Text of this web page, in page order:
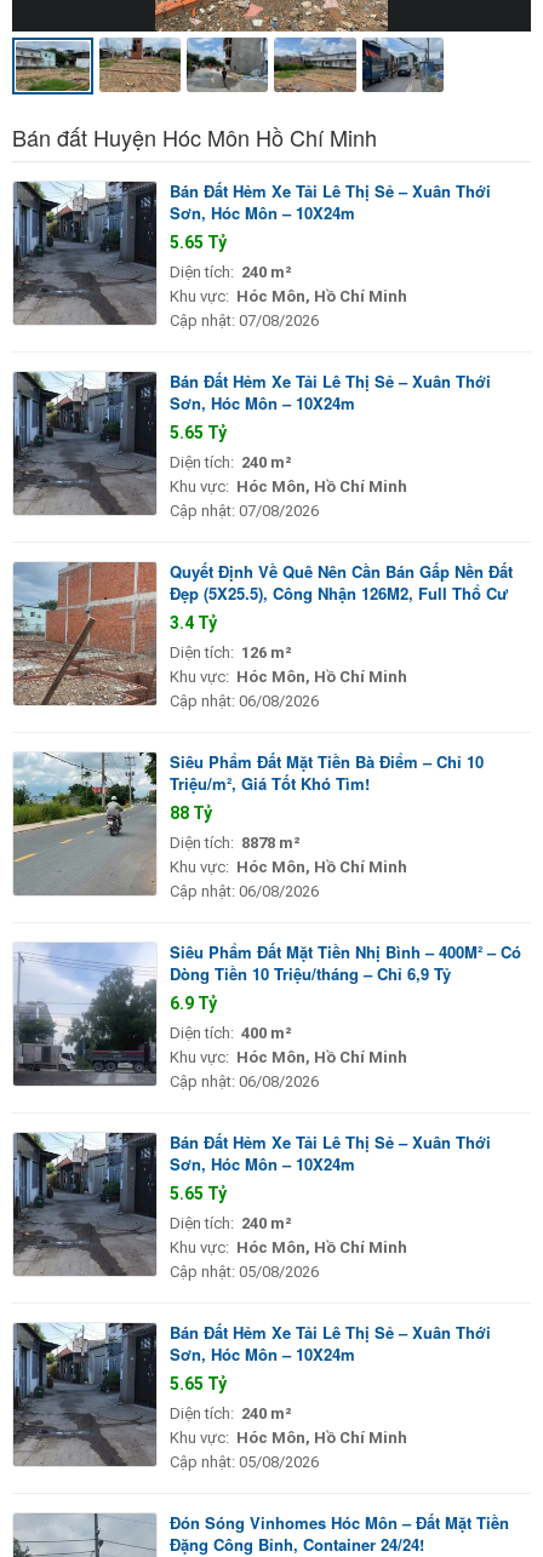
Bán đất Huyện Hóc Môn Hồ Chí Minh
Bán Đất Hẻm Xe Tải Lê Thị Sẻ – Xuân Thới
Sơn, Hóc Môn – 10X24m
5.65 Tỷ
Diện tích: 240 m²
Khu vực: Hóc Môn, Hồ Chí Minh
Cập nhật: 07/08/2026
Bán Đất Hẻm Xe Tải Lê Thị Sẻ – Xuân Thới
Sơn, Hóc Môn – 10X24m
5.65 Tỷ
Diện tích: 240 m²
Khu vực: Hóc Môn, Hồ Chí Minh
Cập nhật: 07/08/2026
Quyết Định Về Quê Nên Cần Bán Gấp Nền Đất
Đẹp (5X25.5), Công Nhận 126M2, Full Thổ Cư
3.4 Tỷ
Diện tích: 126 m²
Khu vực: Hóc Môn, Hồ Chí Minh
Cập nhật: 06/08/2026
Siêu Phẩm Đất Mặt Tiền Bà Điểm – Chỉ 10
Triệu/m², Giá Tốt Khó Tìm!
88 Tỷ
Diện tích: 8878 m²
Khu vực: Hóc Môn, Hồ Chí Minh
Cập nhật: 06/08/2026
Siêu Phẩm Đất Mặt Tiền Nhị Bình – 400M² – Có
Dòng Tiền 10 Triệu/tháng – Chỉ 6,9 Tỷ
6.9 Tỷ
Diện tích: 400 m²
Khu vực: Hóc Môn, Hồ Chí Minh
Cập nhật: 06/08/2026
Bán Đất Hẻm Xe Tải Lê Thị Sẻ – Xuân Thới
Sơn, Hóc Môn – 10X24m
5.65 Tỷ
Diện tích: 240 m²
Khu vực: Hóc Môn, Hồ Chí Minh
Cập nhật: 05/08/2026
Bán Đất Hẻm Xe Tải Lê Thị Sẻ – Xuân Thới
Sơn, Hóc Môn – 10X24m
5.65 Tỷ
Diện tích: 240 m²
Khu vực: Hóc Môn, Hồ Chí Minh
Cập nhật: 05/08/2026
Đón Sóng Vinhomes Hóc Môn – Đất Mặt Tiền
Đặng Công Bỉnh, Container 24/24!